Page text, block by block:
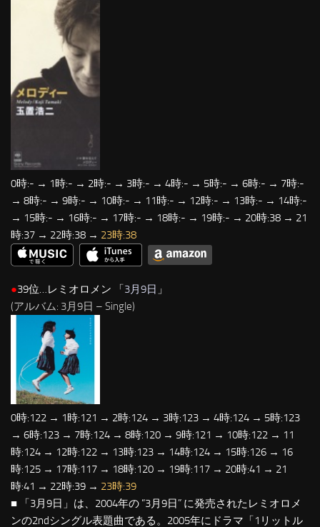
0時:- → 1時:- → 2時:- → 3時:- → 4時:- → 5時:- → 6時:- → 7時:-
→ 8時:- → 9時:- → 10時:- → 11時:- → 12時:- → 13時:- → 14時:-
→ 15時:- → 16時:- → 17時:- → 18時:- → 19時:- → 20時:38 → 21
時:37 → 22時:38 → 23時:38
●39位…レミオロメン 「3月9日 」
(アルバム: 3月9日 – Single)
0時:122 → 1時:121 → 2時:124 → 3時:123 → 4時:124 → 5時:123
→ 6時:123 → 7時:124 → 8時:120 → 9時:121 → 10時:122 → 11
時:124 → 12時:122 → 13時:123 → 14時:124 → 15時:126 → 16
時:125 → 17時:117 → 18時:120 → 19時:117 → 20時:41 → 21
時:41 → 22時:39 → 23時:39
■ 「3月9日」は、2004年の “3月9日” に発売されたレミオロメ
ンの2ndシングル表題曲である。2005年にドラマ「1リットル